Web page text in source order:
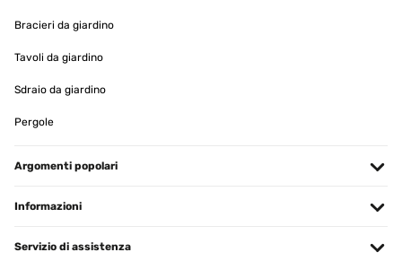
Bracieri da giardino
Tavoli da giardino
Sdraio da giardino
Pergole
Argomenti popolari
Informazioni
Servizio di assistenza